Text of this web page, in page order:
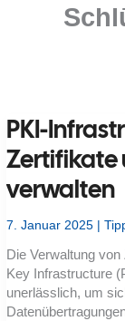
PKI-
Zertifikate
verwalten
7. Januar 2025 |
Die Verwaltung
Key Infrastructure
unerlässlich, um